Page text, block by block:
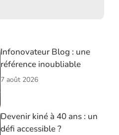
Infonovateur Blog : une
référence inoubliable
7 août 2026
Devenir kiné à 40 ans : un
défi accessible ?